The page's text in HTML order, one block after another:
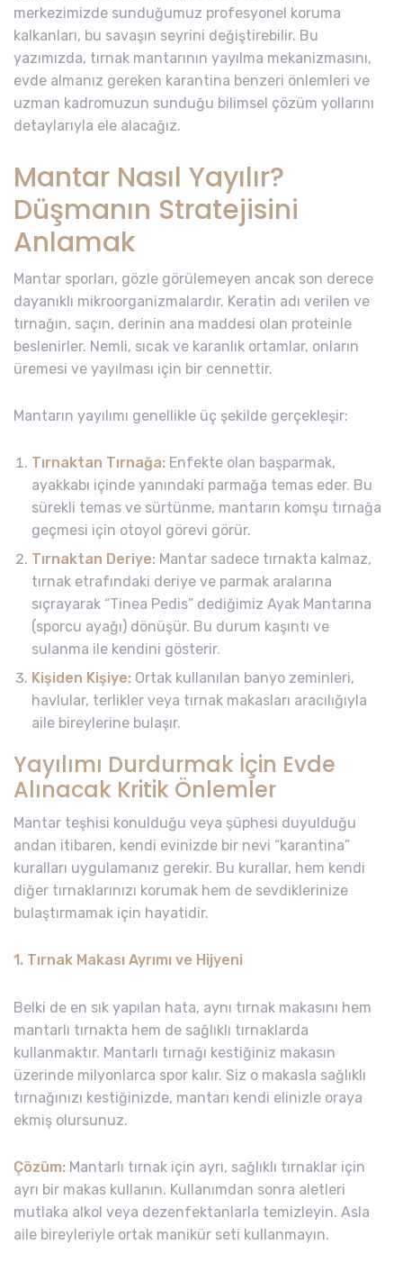
merkezimizde sunduğumuz profesyonel koruma
kalkanları, bu savaşın seyrini değiştirebilir. Bu
yazımızda, tırnak mantarının yayılma mekanizmasını,
evde almanız gereken karantina benzeri önlemleri ve
uzman kadromuzun sunduğu bilimsel çözüm yollarını
detaylarıyla ele alacağız.
Mantar Nasıl Yayılır?
Düşmanın Stratejisini
Anlamak
Mantar sporları, gözle görülemeyen ancak son derece
dayanıklı mikroorganizmalardır. Keratin adı verilen ve
tırnağın, saçın, derinin ana maddesi olan proteinle
beslenirler. Nemli, sıcak ve karanlık ortamlar, onların
üremesi ve yayılması için bir cennettir.
Mantarın yayılımı genellikle üç şekilde gerçekleşir:
Tırnaktan Tırnağa: Enfekte olan başparmak,
ayakkabı içinde yanındaki parmağa temas eder. Bu
sürekli temas ve sürtünme, mantarın komşu tırnağa
geçmesi için otoyol görevi görür.
Tırnaktan Deriye: Mantar sadece tırnakta kalmaz,
tırnak etrafındaki deriye ve parmak aralarına
sıçrayarak “Tinea Pedis” dediğimiz Ayak Mantarına
(sporcu ayağı) dönüşür. Bu durum kaşıntı ve
sulanma ile kendini gösterir.
Kişiden Kişiye: Ortak kullanılan banyo zeminleri,
havlular, terlikler veya tırnak makasları aracılığıyla
aile bireylerine bulaşır.
Yayılımı Durdurmak İçin Evde
Alınacak Kritik Önlemler
Mantar teşhisi konulduğu veya şüphesi duyulduğu
andan itibaren, kendi evinizde bir nevi “karantina”
kuralları uygulamanız gerekir. Bu kurallar, hem kendi
diğer tırnaklarınızı korumak hem de sevdiklerinize
bulaştırmamak için hayatidir.
1. Tırnak Makası Ayrımı ve Hijyeni
Belki de en sık yapılan hata, aynı tırnak makasını hem
mantarlı tırnakta hem de sağlıklı tırnaklarda
kullanmaktır. Mantarlı tırnağı kestiğiniz makasın
üzerinde milyonlarca spor kalır. Siz o makasla sağlıklı
tırnağınızı kestiğinizde, mantarı kendi elinizle oraya
ekmiş olursunuz.
Çözüm: Mantarlı tırnak için ayrı, sağlıklı tırnaklar için
ayrı bir makas kullanın. Kullanımdan sonra aletleri
mutlaka alkol veya dezenfektanlarla temizleyin. Asla
aile bireyleriyle ortak manikür seti kullanmayın.